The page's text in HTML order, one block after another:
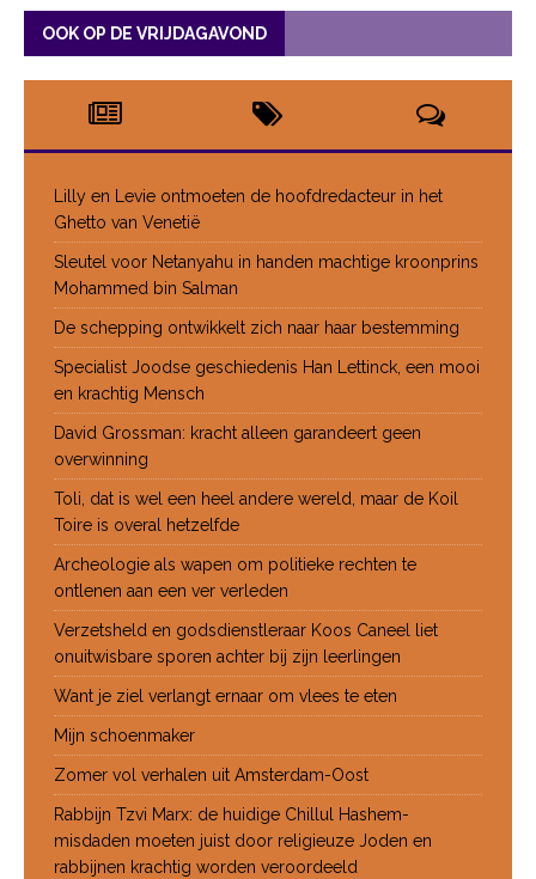
OOK OP DE VRIJDAGAVOND
Lilly en Levie ontmoeten de hoofdredacteur in het
Ghetto van Venetië
Sleutel voor Netanyahu in handen machtige kroonprins
Mohammed bin Salman
De schepping ontwikkelt zich naar haar bestemming
Specialist Joodse geschiedenis Han Lettinck, een mooi
en krachtig Mensch
David Grossman: kracht alleen garandeert geen
overwinning
Toli, dat is wel een heel andere wereld, maar de Koil
Toire is overal hetzelfde
Archeologie als wapen om politieke rechten te
ontlenen aan een ver verleden
Verzetsheld en godsdienstleraar Koos Caneel liet
onuitwisbare sporen achter bij zijn leerlingen
Want je ziel verlangt ernaar om vlees te eten
Mijn schoenmaker
Zomer vol verhalen uit Amsterdam-Oost
Rabbijn Tzvi Marx: de huidige Chillul Hashem-
misdaden moeten juist door religieuze Joden en
rabbijnen krachtig worden veroordeeld